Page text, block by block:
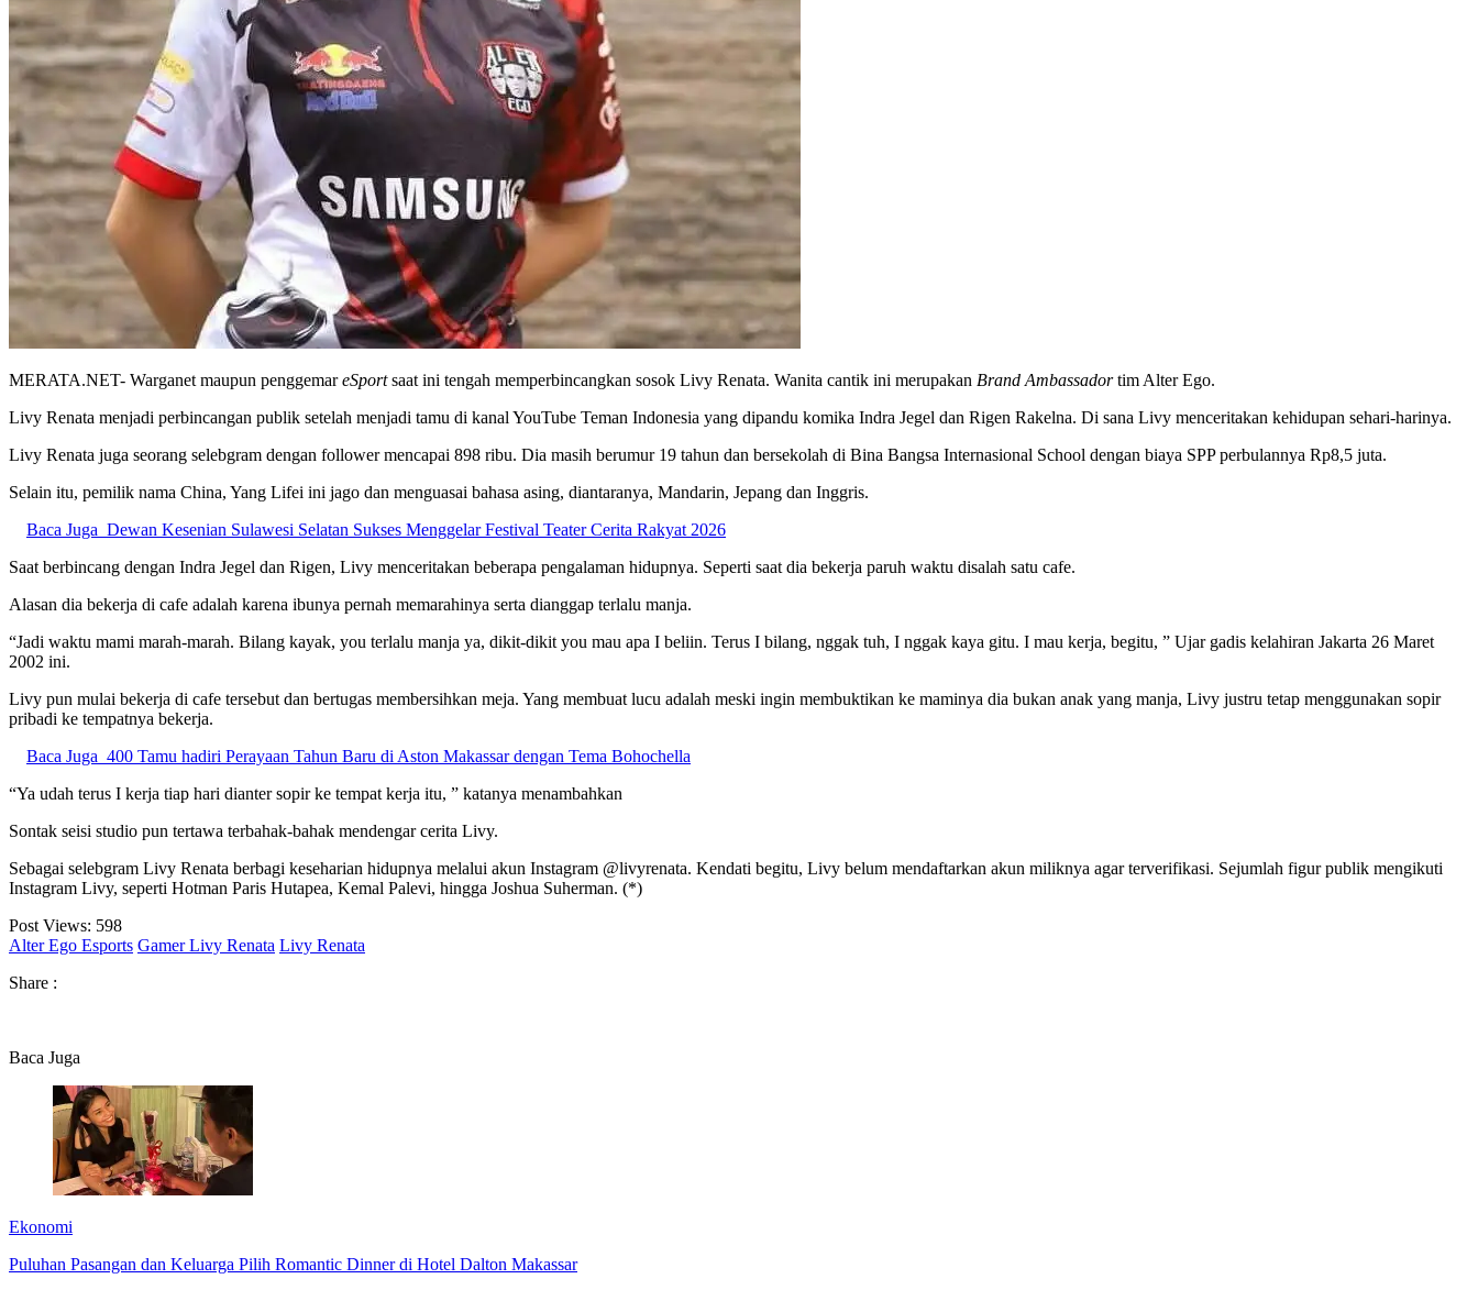
MERATA.NET- Warganet maupun penggemareSportsaat ini tengah memperbincangkan sosok Livy Renata. Wanita cantik ini merupakan Brand Ambassadortim Alter Ego.
Livy Renata menjadi perbincangan publik setelah menjadi tamu di kanal YouTube Teman Indonesia yang dipandu komika Indra Jegel dan Rigen Rakelna. Di sana Livy menceritakan kehidupan sehari-harinya.
Livy Renata juga seorang selebgram dengan follower mencapai 898 ribu. Dia masih berumur 19 tahun dan bersekolah di Bina Bangsa Internasional School dengan biaya SPP perbulannya Rp8,5 juta.
Selain itu, pemilik nama China, Yang Lifei ini jago dan menguasai bahasa asing, diantaranya, Mandarin, Jepang dan Inggris.
Baca Juga Dewan Kesenian Sulawesi Selatan Sukses Menggelar Festival Teater Cerita Rakyat 2026
Saat berbincang dengan Indra Jegel dan Rigen, Livy menceritakan beberapa pengalaman hidupnya. Seperti saat dia bekerja paruh waktu disalah satu cafe.
Alasan dia bekerja di cafe adalah karena ibunya pernah memarahinya serta dianggap terlalu manja.
“Jadi waktu mami marah-marah. Bilang kayak, you terlalu manja ya, dikit-dikit you mau apa I beliin. Terus I bilang, nggak tuh, I nggak kaya gitu. I mau kerja, begitu, ” Ujar gadis kelahiran Jakarta 26 Maret
2002 ini.
Livy pun mulai bekerja di cafe tersebut dan bertugas membersihkan meja. Yang membuat lucu adalah meski ingin membuktikan ke maminya dia bukan anak yang manja, Livy justru tetap menggunakan sopir
pribadi ke tempatnya bekerja.
Baca Juga 400 Tamu hadiri Perayaan Tahun Baru di Aston Makassar dengan Tema Bohochella
“Ya udah terus I kerja tiap hari dianter sopir ke tempat kerja itu, ” katanya menambahkan
Sontak seisi studio pun tertawa terbahak-bahak mendengar cerita Livy.
Sebagai selebgram Livy Renata berbagi keseharian hidupnya melalui akun Instagram @livyrenata. Kendati begitu, Livy belum mendaftarkan akun miliknya agar terverifikasi. Sejumlah figur publik mengikuti
Instagram Livy, seperti Hotman Paris Hutapea, Kemal Palevi, hingga Joshua Suherman. (*)
Post Views: 598
Alter Ego Esports Gamer Livy Renata Livy Renata
Share :
Baca Juga
Ekonomi
Puluhan Pasangan dan Keluarga Pilih Romantic Dinner di Hotel Dalton Makassar